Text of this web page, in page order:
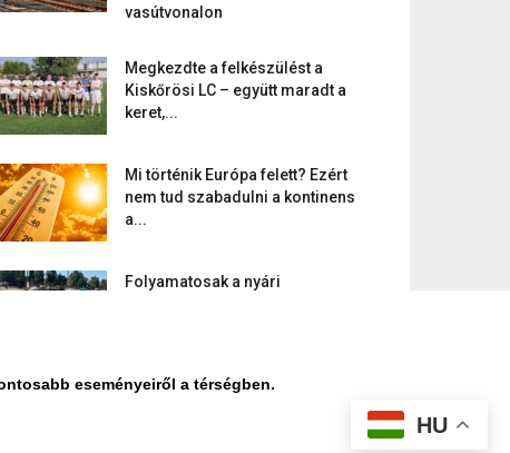
eseményeiről a térségben.
vasútvonalon
Megkezdte a felkészülést a
Kiskőrösi LC – együtt maradt a
keret,...
Mi történik Európa felett? Ezért
nem tud szabadulni a kontinens
a...
Folyamatosak a nyári
HU